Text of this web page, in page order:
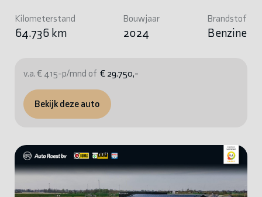
Kilometerstand
64.736 km
Bouwjaar
2024
Brandstof
Benzine
v.a. € 415-p/mnd of € 29.750,-
Bekijk deze auto